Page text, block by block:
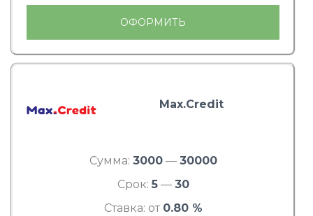
ОФОРМИТЬ
Max.Credit
Сумма: 3000— 30000
Срок: 5— 30
Ставка: от 0.80 %